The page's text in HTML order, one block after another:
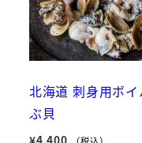
北海道 刺身用ボイ
ぶ貝
¥4,400 （税込）